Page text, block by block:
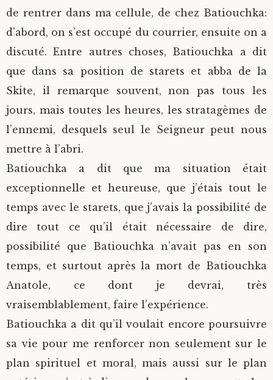
de rentrer dans ma cellule, de chez Batiouchka:
d’abord, on s’est occupé du courrier, ensuite on a
discuté. Entre autres choses, Batiouchka a dit
que dans sa position de starets et abba de la
Skite, il remarque souvent, non pas tous les
jours, mais toutes les heures, les stratagèmes de
l’ennemi, desquels seul le Seigneur peut nous
mettre à l’abri.
Batiouchka a dit que ma situation était
exceptionnelle et heureuse, que j’étais tout le
temps avec le starets, que j’avais la possibilité de
dire tout ce qu’il était nécessaire de dire,
possibilité que Batiouchka n’avait pas en son
temps, et surtout après la mort de Batiouchka
Anatole, ce dont je devrai, très
vraisemblablement, faire l’expérience.
Batiouchka a dit qu’il voulait encore poursuivre
sa vie pour me renforcer non seulement sur le
plan spirituel et moral, mais aussi sur le plan